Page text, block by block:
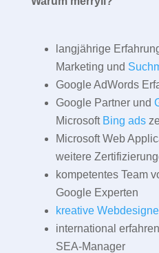
langjährige
Marketing und
Google AdWords
Google Partner und
Microsoft Bing ads
Microsoft Web
weitere
kompetentes Team
Google Experten
kreative
international
SEA-Manager